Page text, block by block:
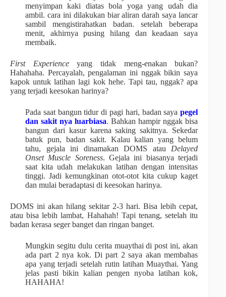
menyimpan kaki diatas bola yoga yang udah dia
ambil. cara ini dilakukan biar aliran darah saya lancar
sambil mengistirahatkan badan. setelah beberapa
menit, akhirnya pusing hilang dan keadaan saya
membaik.
First Experienceyang tidak meng-enakan bukan?
Hahahaha. Percayalah, pengalaman ini nggak bikin saya
kapok untuk latihan lagi kok hehe. Tapi tau, nggak? apa
yang terjadi keesokan harinya?
Pada saat bangun tidur di pagi hari, badan sayapegel
dan sakit nya luarbiasa. Bahkan hampir nggak bisa
bangun dari kasur karena saking sakitnya. Sekedar
batuk pun, badan sakit. Kalau kalian yang belum
tahu, gejala ini dinamakan DOMS atau Delayed
Onset Muscle Soreness. Gejala ini biasanya terjadi
saat kita udah melakukan latihan dengan intensitas
tinggi. Jadi kemungkinan otot-otot kita cukup kaget
dan mulai beradaptasi di keesokan harinya.
DOMS ini akan hilang sekitar 2-3 hari. Bisa lebih cepat,
atau bisa lebih lambat, Hahahah! Tapi tenang, setelah itu
badan kerasa seger banget dan ringan banget.
Mungkin segitu dulu cerita muaythai di post ini, akan
ada part 2 nya kok. Di part 2 saya akan membahas
apa yang terjadi setelah rutin latihan Muaythai. Yang
jelas pasti bikin kalian pengen nyoba latihan kok,
HAHAHA!